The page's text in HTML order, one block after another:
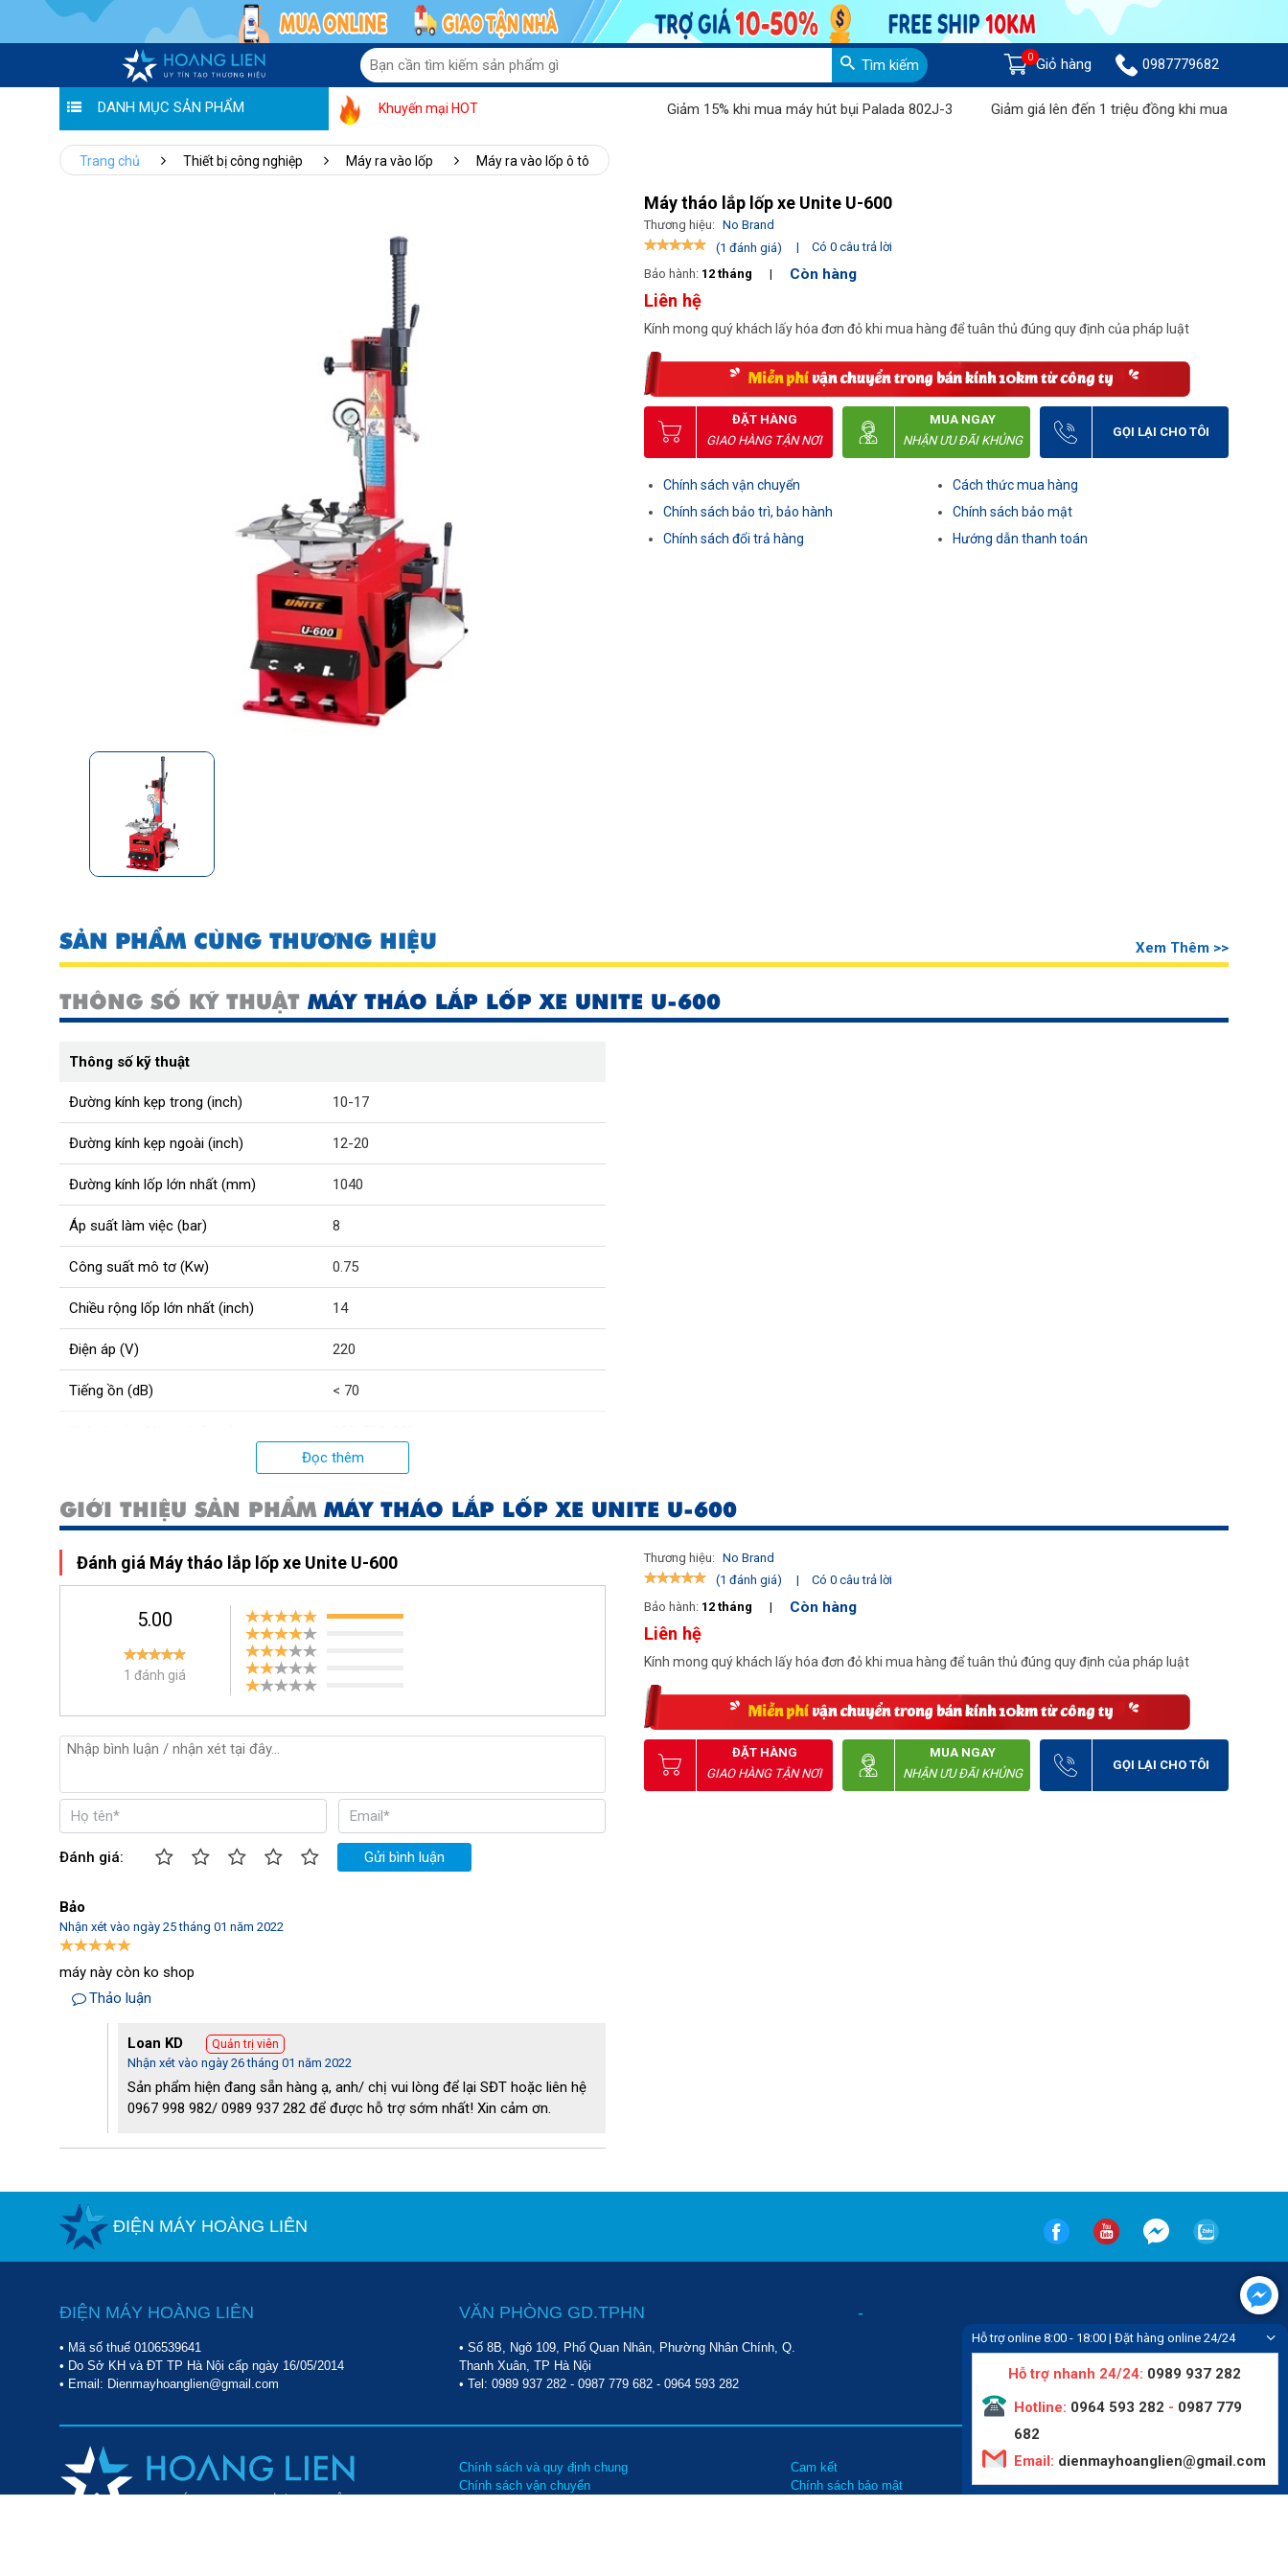
Tìm kiếm 0 Giỏ hàng 0987779682
DANH MỤC SẢN PHẨM Khuyến mại HOT Giảm 15% khi mua máy hút bụi Palada 802J-3 Giảm giá lên đến 1 triệu đồng khi mua Máy chà sàn
Trang chủ Thiết bị công nghiệp Máy ra vào lốp Máy ra vào lốp ô tô
Máy tháo lắp lốp xe Unite U-600
Thương hiệu: No Brand
(1 đánh giá)
|
Có 0 câu trả lời
Bảo hành: 12 tháng | Còn hàng
Liên hệ
Kính mong quý khách lấy hóa đơn đỏ khi mua hàng để tuân thủ đúng quy định của pháp luật
ĐẶT HÀNG
GIAO HÀNG TẬN NƠI
MUA NGAY
NHẬN ƯU ĐÃI KHỦNG
GỌI LẠI CHO TÔI
Chính sách vận chuyển
Chính sách bảo trì, bảo hành
Chính sách đổi trả hàng
Cách thức mua hàng
Chính sách bảo mật
Hướng dẫn thanh toán
SẢN PHẨM CÙNG THƯƠNG HIỆU Xem Thêm >>
THÔNG SỐ KỸ THUẬT MÁY THÁO LẮP LỐP XE UNITE U-600
Thông số kỹ thuật
Đường kính kẹp trong (inch) 10-17
Đường kính kẹp ngoài (inch) 12-20
Đường kính lốp lớn nhất (mm) 1040
Áp suất làm việc (bar) 8
Công suất mô tơ (Kw) 0.75
Chiều rộng lốp lớn nhất (inch) 14
Điện áp (V) 220
Tiếng ồn (dB) < 70
2500/5500
Khi khí nén có áp lực (Mpa) 1
Trọng lượng máy (kg) 188
Đọc thêm
GIỚI THIỆU SẢN PHẨM MÁY THÁO LẮP LỐP XE UNITE U-600
Đánh giá Máy tháo lắp lốp xe Unite U-600
5.00
1 đánh giá
Đánh giá: Gửi bình luận
Bảo
Nhận xét vào ngày 25 tháng 01 năm 2022
máy này còn ko shop
Thảo luận
Loan KD Quản trị viên
Nhận xét vào ngày 26 tháng 01 năm 2022
Sản phẩm hiện đang sẵn hàng ạ, anh/ chị vui lòng để lại SĐT hoặc liên hệ
0967 998 982/ 0989 937 282 để được hỗ trợ sớm nhất! Xin cảm ơn.
Thương hiệu: No Brand
(1 đánh giá)
|
Có 0 câu trả lời
Bảo hành: 12 tháng | Còn hàng
Liên hệ
Kính mong quý khách lấy hóa đơn đỏ khi mua hàng để tuân thủ đúng quy định của pháp luật
ĐẶT HÀNG
GIAO HÀNG TẬN NƠI
MUA NGAY
NHẬN ƯU ĐÃI KHỦNG
GỌI LẠI CHO TÔI
ĐIỆN MÁY HOÀNG LIÊN
ĐIỆN MÁY HOÀNG LIÊN
• Mã số thuế 0106539641
• Do Sở KH và ĐT TP Hà Nội cấp ngày 16/05/2014
• Email: Dienmayhoanglien@gmail.com
VĂN PHÒNG GD.TPHN
• Số 8B, Ngõ 109, Phố Quan Nhân, Phường Nhân Chính, Q.
Thanh Xuân, TP Hà Nội
• Tel: 0989 937 282- 0987 779 682- 0964 593 282
-
Chính sách và quy định chung
Chính sách vận chuyển
Cam kết
Chính sách bảo mật
Tin tức
Liên hệ
Hỗ trợ online 8:00 - 18:00 | Đặt hàng online 24/24
Hỗ trợ nhanh 24/24: 0989 937 282
Hotline: 0964 593 282 - 0987 779
682
Email: dienmayhoanglien@gmail.com